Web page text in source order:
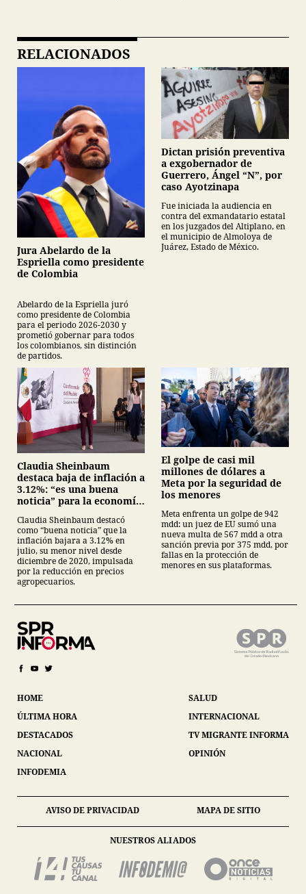
RELACIONADOS
Jura Abelardo de la
Espriella como presidente
de Colombia
Abelardo de la Espriella juró
como presidente de Colombia
para el periodo 2026-2030 y
prometió gobernar para todos
los colombianos, sin distinción
de partidos.
Dictan prisión preventiva
a exgobernador de
Guerrero, Ángel “N”, por
caso Ayotzinapa
Fue iniciada la audiencia en
contra del exmandatario estatal
en los juzgados del Altiplano, en
el municipio de Almoloya de
Juárez, Estado de México.
Claudia Sheinbaum
destaca baja de inflación a
3.12%: “es una buena
noticia” para la economía
Claudia Sheinbaum destacó
como “buena noticia” que la
inflación bajara a 3.12% en
julio, su menor nivel desde
diciembre de 2020, impulsada
por la reducción en precios
agropecuarios.
El golpe de casi mil
millones de dólares a
Meta por la seguridad de
los menores
Meta enfrenta un golpe de 942
mdd: un juez de EU sumó una
nueva multa de 567 mdd a otra
sanción previa por 375 mdd, por
fallas en la protección de
menores en sus plataformas.
HOME
ÚLTIMA HORA
DESTACADOS
NACIONAL
INFODEMIA
SALUD
INTERNACIONAL
TV MIGRANTE INFORMA
OPINIÓN
AVISO DE PRIVACIDAD MAPA DE SITIO
NUESTROS ALIADOS